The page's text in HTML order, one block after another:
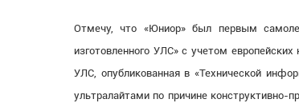
Отмечу, что «Юниор» был первым
изготовленного УЛС» с учетом
УЛС, опубликованная в «Технической
ультралайтами по причине